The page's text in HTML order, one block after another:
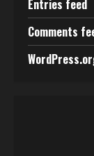
Entries feed
Comments